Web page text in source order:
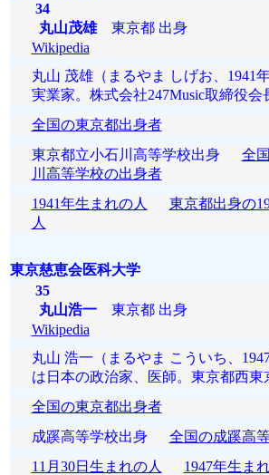
34
丸山茂雄東京都 出身
Wikipedia
丸山 茂雄（まるやま しげお、1941
実業家。株式会社247Music取締役会
全国の東京都出身者
東京都立小石川高等学校出身 全
川高等学校の出身者
1941年生まれの人
東京都出身の
人
東京慈恵会医科大学
35
丸山浩一東京都 出身
Wikipedia
丸山 浩一（まるやま こういち、1947
は日本の政治家、医師。東京都西東
全国の東京都出身者
成蹊高等学校出身 全国の成蹊高
11月30日生まれの人
1947年生ま